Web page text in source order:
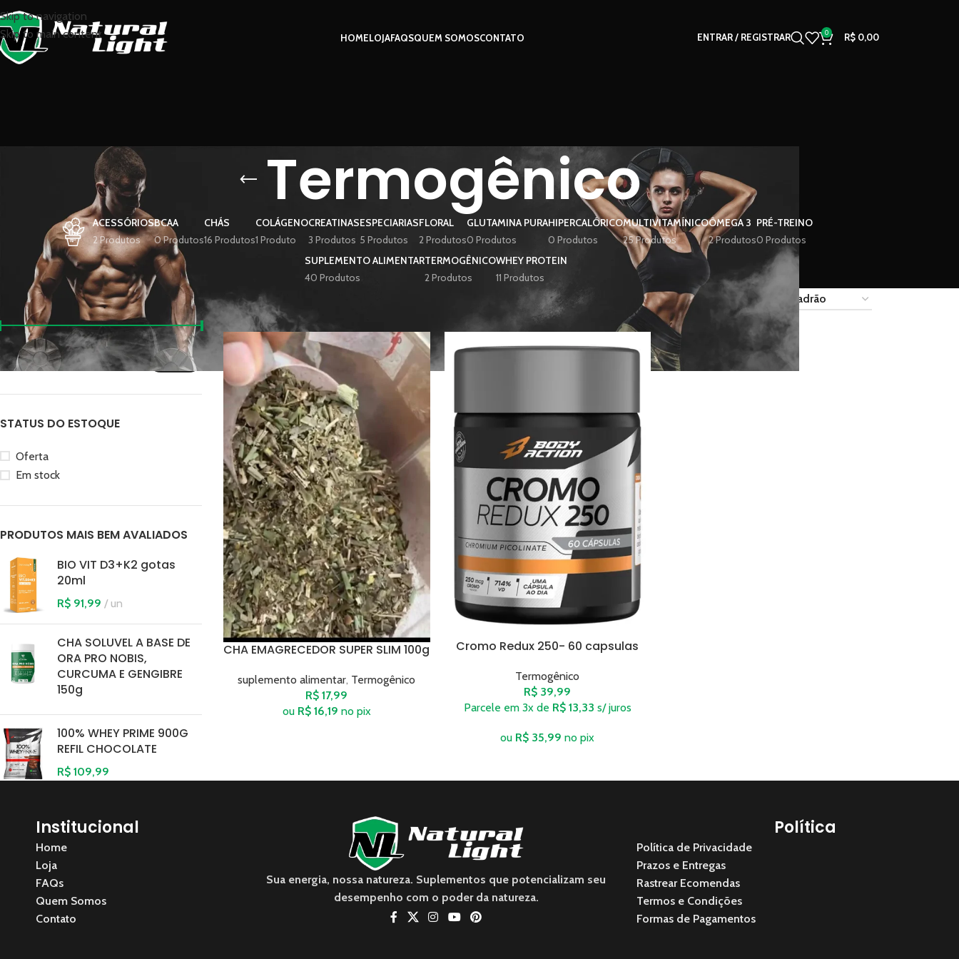
Skip to navigation
Skip to main content
HOMELOJAFAQSQUEM SOMOSCONTATO ENTRAR / REGISTRAR 0 R$ 0,00
Termogênico
ACESSÓRIOS
2 Produtos
BCAA
0 Produtos
CHÁS
16 Produtos
COLÁGENO
1 Produto
CREATINAS
3 Produtos
ESPECIARIAS
5 Produtos
FLORAL
2 Produtos
GLUTAMINA PURA
0 Produtos
HIPERCALÓRICO
0 Produtos
MULTIVITAMÍNICO
25 Produtos
ÔMEGA 3
2 Produtos
PRÉ-TREINO
0 Produtos
SUPLEMENTO ALIMENTAR
40 Produtos
TERMOGÊNICO
2 Produtos
WHEY PROTEIN
11 Produtos
FILTRAR POR PREÇO
FILTRAR
Preço:R$ 10— R$ 40
STATUS DO ESTOQUE
Oferta
Em stock
PRODUTOS MAIS BEM AVALIADOS
BIO VIT D3+K2 gotas
20ml
R$ 91,99 un
CHA SOLUVEL A BASE DE
ORA PRO NOBIS,
CURCUMA E GENGIBRE
150g
100% WHEY PRIME 900G
REFIL CHOCOLATE
R$ 109,99
Início Termogênico Mostrar 18 24
CHA EMAGRECEDOR SUPER SLIM 100g
suplemento alimentar, Termogênico
R$ 17,99
ou R$16,19 no pix
Cromo Redux 250- 60 capsulas
Termogênico
R$ 39,99
Parcele em 3x de R$13,33 s/ juros
ou R$ 35,99 no pix
Institucional
Home
Loja
FAQs
Quem Somos
Contato
Sua energia, nossa natureza. Suplementos que potencializam seu
desempenho com o poder da natureza.
Política
Política de Privacidade
Prazos e Entregas
Rastrear Ecomendas
Termos e Condições
Formas de Pagamentos